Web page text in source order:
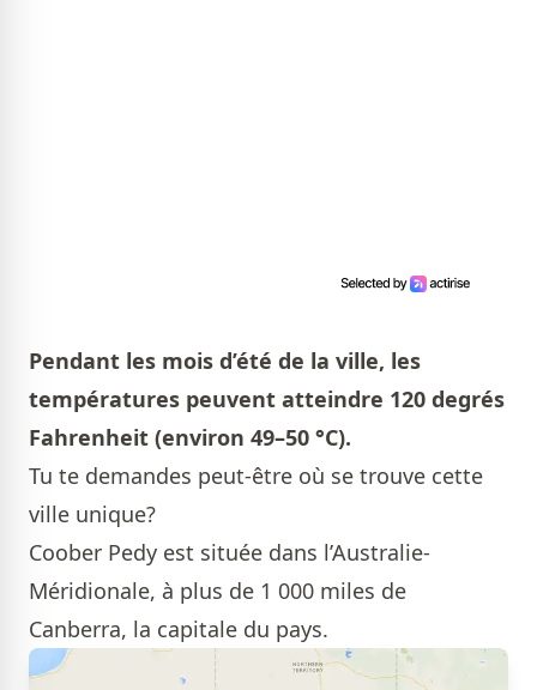
Pendant les mois d’été de la ville, les
températures peuvent atteindre 120 degrés
Fahrenheit (environ 49–50 °C).
Tu te demandes peut-être où se trouve cette
ville unique?
Coober Pedy est située dans l’Australie-
Méridionale, à plus de 1 000 miles de
Canberra, la capitale du pays.